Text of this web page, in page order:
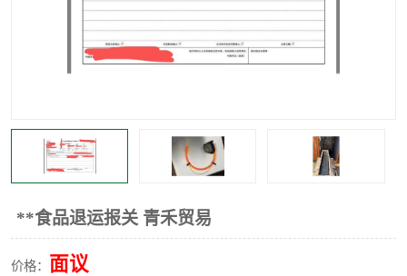
**食品退运报关 青禾贸易
价格： 面议